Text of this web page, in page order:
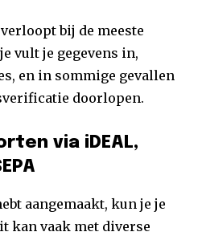
bij de meeste
vult je gegevens in,
en in sommige gevallen
doorlopen.
via iDEAL,
aangemaakt, kun je je
kan vaak met diverse